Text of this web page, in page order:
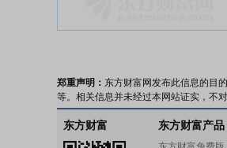
郑重声明： 东方财富网发布此信息的目
等。相关信息并未经过本网站证实，不